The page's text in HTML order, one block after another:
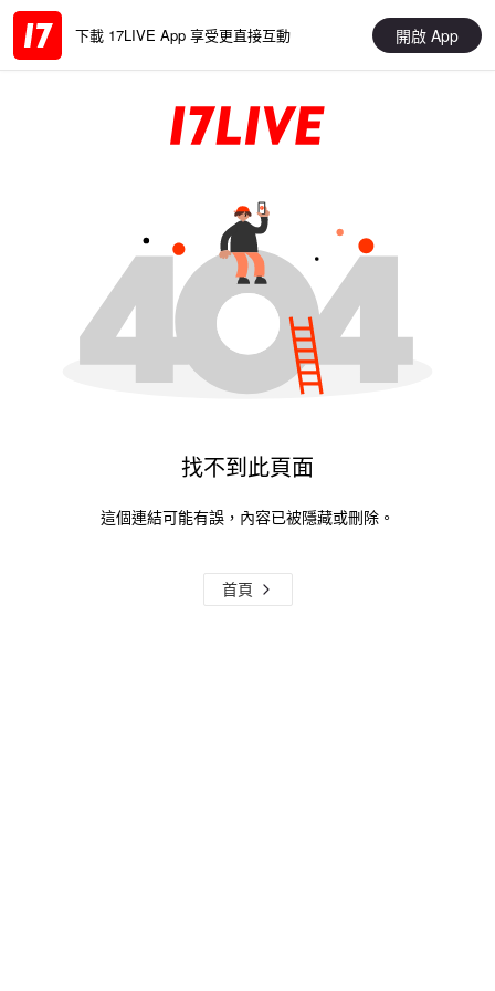
下載 17LIVE App 享受更直接互動 開啟 App
找不到此頁面
這個連結可能有誤，內容已被隱藏或刪除。
首頁